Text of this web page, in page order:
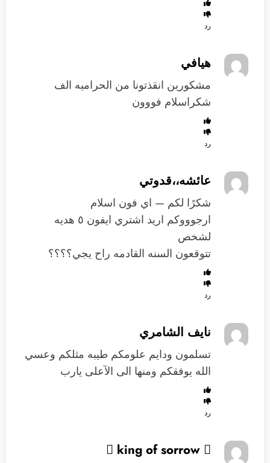
رد
هيافي
مشكورين انقذتونا من الحراميه الف
شكراسلام فووون
رد
عائشه،،قدوتي
شكرًا لكم — اي فون اسلام
ارجوووكم اريد اشتري ايفون ٥ هديه
لشخص
تتوقعون السنه القادمه راح يجي؟؟؟؟
رد
نايف الشامري
تسلمون ودايم علومكم طيبه مثلكم وعسي
الله يوفقكم ومنها الى الآعلى يارب
رد
 king of sorrow 